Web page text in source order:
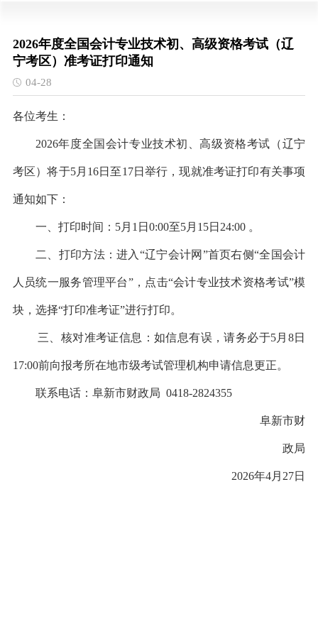
2026年度全国会计专业技术初、高级资格考试（辽
宁考区）准考证打印通知
04-28
各位考生：
2026年度全国会计专业技术初、高级资格考试（辽宁
考区）将于5月16日至17日举行，现就准考证打印有关事项
通知如下：
一、打印时间： 5月1日0:00至5月15日24:00 。
二、打印方法：进入 “辽宁会计网”首页右侧“全国会计
人员统一服务管理平台”，点击“会计专业技术资格考试”模
块，选择“打印准考证”进行打印。
三、核对准考证信息：如信息有误，请务必于5月8日
17:00前向报考所在地市级考试管理机构申请信息更正。
联系电话： 阜新市财政局 0418-2824355
阜新市财
政局
2026年4月27日